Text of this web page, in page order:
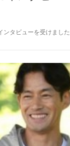
ンタビューを受けまし